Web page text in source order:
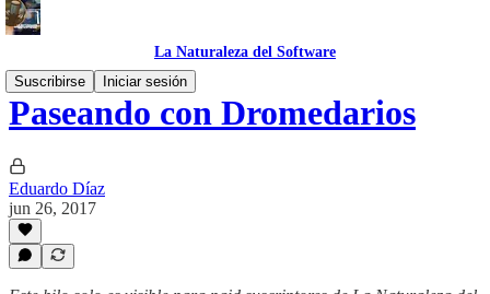
La Naturaleza del Software
Suscribirse
Iniciar sesión
Paseando con Dromedarios
Eduardo Díaz
jun 26, 2017